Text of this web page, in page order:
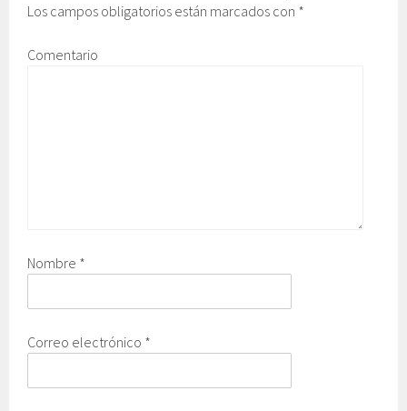
Los campos obligatorios están marcados con *
Comentario
Nombre *
Correo electrónico *